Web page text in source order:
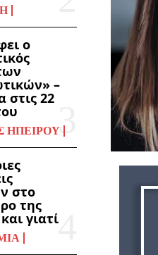
ο
–
στις 22
ΗΠΕΊΡΟΥ
στο
της
γιατί